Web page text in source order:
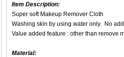
Item Description:
Super soft Makeup Remover Cloth
Washing skin by using water only. No
Value added feature : other than remove
Material: